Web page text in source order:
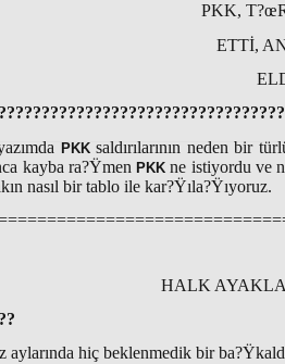
PKK,
ETTİ,
PKKsaldırılarının neden bir
kayba ra?Ÿmen PKK ne istiyordu ve
nasıl bir tablo ile kar?Ÿıla?Ÿıyoruz.
HALK
aylarında hiç beklenmedik bir